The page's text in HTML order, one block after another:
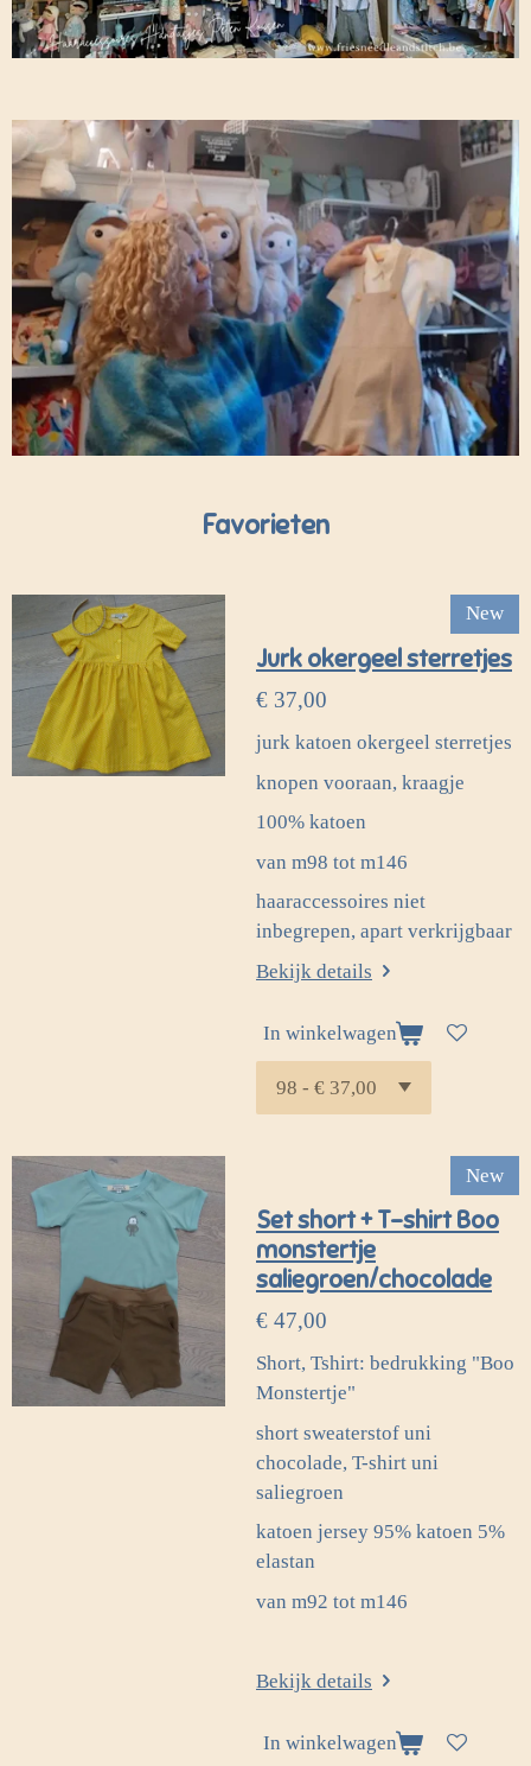
Favorieten
New
Jurk okergeel sterretjes
€ 37,00
jurk katoen okergeel sterretjes
knopen vooraan, kraagje
100% katoen
van m98 tot m146
haaraccessoires niet
inbegrepen, apart verkrijgbaar
Bekijk details
In winkelwagen
New
Set short + T-shirt Boo
monstertje
saliegroen/chocolade
€ 47,00
Short, Tshirt: bedrukking "Boo
Monstertje"
short sweaterstof uni
chocolade, T-shirt uni
saliegroen
katoen jersey 95% katoen 5%
elastan
van m92 tot m146
Bekijk details
In winkelwagen